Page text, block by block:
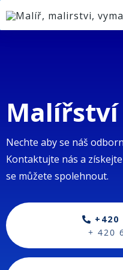
Malířství
Nechte aby se náš
Kontaktujte nás a
se můžete spolehnout.
+420
+ 420